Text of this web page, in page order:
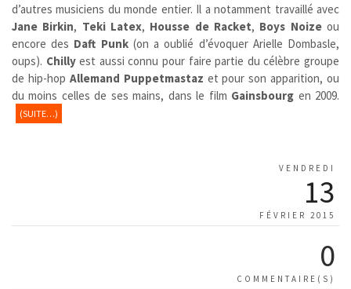
d’autres musiciens du monde entier. Il a notamment travaillé avec
Jane Birkin, Teki Latex, Housse de Racket, Boys Noizeou
encore des Daft Punk(on a oublié d’évoquer Arielle Dombasle,
oups). Chillyest aussi connu pour faire partie du célèbre groupe
de hip-hop Allemand Puppetmastaz et pour son apparition, ou
du moins celles de ses mains, dans le film Gainsbourg en 2009.
(SUITE…)
VENDREDI
13
FÉVRIER 2015
0
COMMENTAIRE(S)